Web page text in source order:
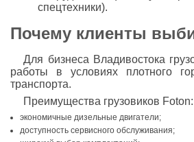
спецтехники).
Почему клиенты
Для бизнеса Владивостока
работы в условиях плотного
транспорта.
Преимущества грузовиков Foton:
экономичные дизельные двигатели;
доступность сервисного обслуживания;